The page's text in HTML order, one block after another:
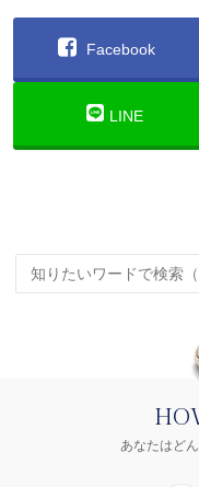
Facebook
LINE
あなたはど